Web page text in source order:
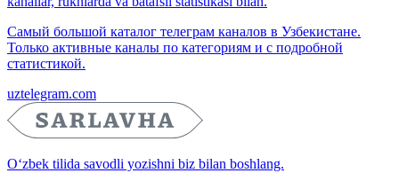
Самый большой каталог телеграм каналов в Узбекистане.
Только активные каналы по категориям и с подробной
статистикой.
uztelegram.com
O‘zbek tilida savodli yozishni biz bilan boshlang.